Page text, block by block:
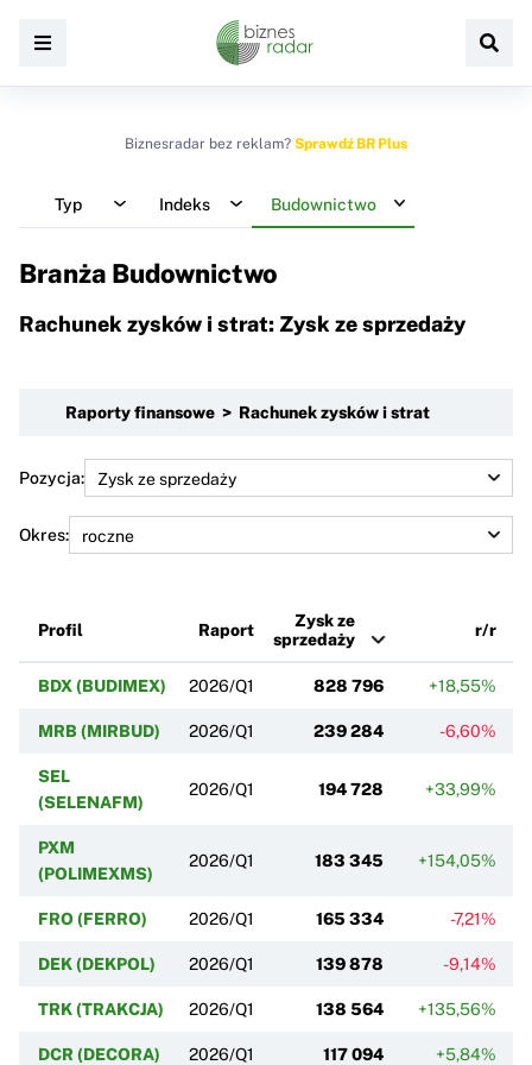
Biznesradar bez reklam? Sprawdź BR Plus
Typ Indeks Budownictwo
Branża Budownictwo
Rachunek zysków i strat: Zysk ze sprzedaży
Raporty finansowe > Rachunek zysków i strat
Pozycja:
Okres:
Profil Raport
Zysk ze
sprzedaży
r/r
BDX (BUDIMEX) 2026/Q1 828 796 +18,55%
MRB (MIRBUD) 2026/Q1 239 284 -6,60%
SEL
(SELENAFM)
2026/Q1 194 728 +33,99%
PXM
(POLIMEXMS)
2026/Q1 183 345 +154,05%
FRO (FERRO) 2026/Q1 165 334 -7,21%
DEK (DEKPOL) 2026/Q1 139 878 -9,14%
TRK (TRAKCJA) 2026/Q1 138 564 +135,56%
DCR (DECORA) 2026/Q1 117 094 +5,84%